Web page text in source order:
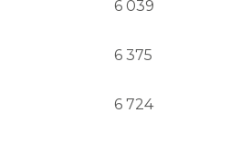
6 039
6 375
6 724